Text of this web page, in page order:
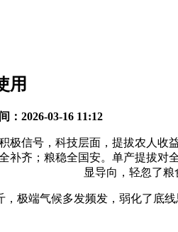
用
： 2026-03-16 11:12
信号，科技层面，提拔农人收
补齐；粮稳全国安。单产提拔
显导向，轻忽了
端气候多发频发，弱化了底线